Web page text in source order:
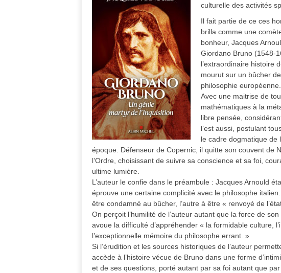
culturelle des activités
Il fait partie de ce ces
brilla comme une
bonheur, Jacques
Giordano Bruno (1548-
l’extraordinaire histoire
mourut sur un bûcher
philosophie européenne.
Avec une maitrise de
mathématiques à la
libre pensée,
l’est aussi, postulant
le cadre dogmatique de
époque. Défenseur de Copernic, il quitte son couvent de
l’Ordre, choisissant de suivre sa conscience et sa foi,
ultime lumière.
L’auteur le confie dans le préambule : Jacques Arnould
éprouve une certaine complicité avec le philosophe
être condamné au bûcher, l’autre à être « renvoyé de
On perçoit l’humilité de l’auteur autant que la force de
avoue la difficulté d’appréhender « la formidable culture,
l’exceptionnelle mémoire du philosophe errant. »
Si l’érudition et les sources historiques de l’auteur
accède à l’histoire vécue de Bruno dans une forme
et de ses questions, porté autant par sa foi autant que